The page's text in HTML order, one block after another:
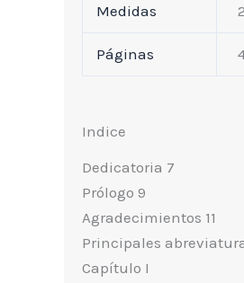
Medidas
Páginas
Indice
Dedicatoria 7
Prólogo 9
Agradecimientos 11
Principales
Capítulo I